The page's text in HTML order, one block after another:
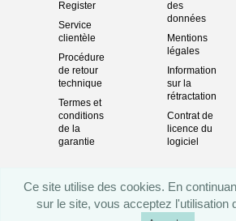
Ce site utilise des cookies. En
sur le site, vous acceptez l'utilisation
Register
Service
clientèle
Procédure
de retour
technique
Termes et
conditions
de la
garantie
des
données
Mentions
légales
Information
sur la
rétractation
Contrat de
licence du
logiciel